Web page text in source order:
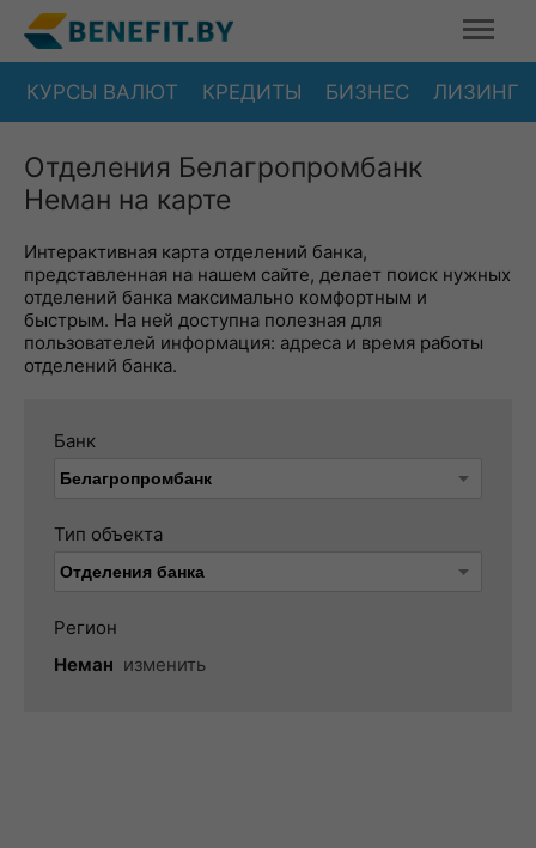
КУРСЫ ВАЛЮТ КРЕДИТЫ БИЗНЕС ЛИЗИНГ
Отделения Белагропромбанк
Неман на карте
Интерактивная карта отделений банка,
представленная на нашем сайте, делает поиск нужных
отделений банка максимально комфортным и
быстрым. На ней доступна полезная для
пользователей информация: адреса и время работы
отделений банка.
Банк
Тип объекта
Регион
Неман изменить